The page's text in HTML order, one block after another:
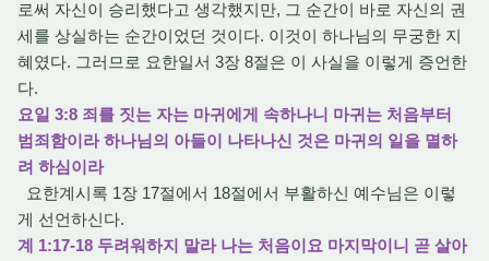
로써 자신이 승리했다고 생각했지만, 그 순간이 바로 자신의 권
세를 상실하는 순간이었던 것이다. 이것이 하나님의 무궁한 지
혜였다. 그러므로 요한일서 3장 8절은 이 사실을 이렇게 증언한
다.
요일 3:8 죄를 짓는 자는 마귀에게 속하나니 마귀는 처음부터
범죄함이라 하나님의 아들이 나타나신 것은 마귀의 일을 멸하
려 하심이라
요한계시록 1장 17절에서 18절에서 부활하신 예수님은 이렇
게 선언하신다.
계 1:17-18 두려워하지 말라 나는 처음이요 마지막이니 곧 살아